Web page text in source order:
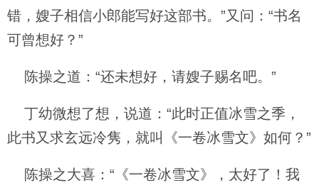
错，嫂子相信小郎能写好这部书。”又问：“书名
可曾想好？”
陈操之道：“还未想好，请嫂子赐名吧。”
丁幼微想了想，说道：“此时正值冰雪之季，
此书又求玄远冷隽，就叫《一卷冰雪文》如何？”
陈操之大喜：“《一卷冰雪文》，太好了！我